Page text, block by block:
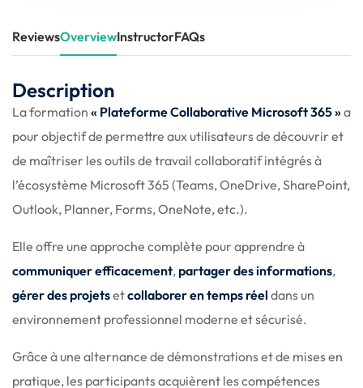
ReviewsOverviewInstructorFAQs
Description
La formation « Plateforme Collaborative Microsoft 365 »a
pour objectif de permettre aux utilisateurs de découvrir et
de maîtriser les outils de travail collaboratif intégrés à
l’écosystème Microsoft 365 (Teams, OneDrive, SharePoint,
Outlook, Planner, Forms, OneNote, etc.).
Elle offre une approche complète pour apprendre à
communiquer efficacement, partager des informations,
gérer des projetsetcollaborer en temps réel dans un
environnement professionnel moderne et sécurisé.
Grâce à une alternance de démonstrations et de mises en
pratique, les participants acquièrent les compétences